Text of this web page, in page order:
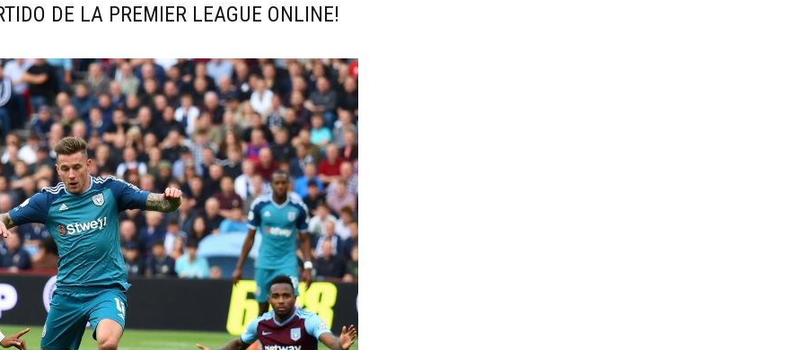
DE LA PREMIER LEAGUE ONLINE!